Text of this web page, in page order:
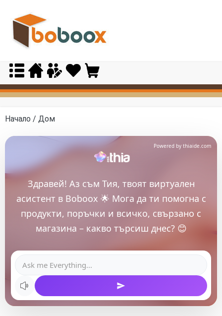
content
Начало / Дом
Powered by thiaide.com
Здравей! Аз съм Тия, твоят виртуален
асистент в Boboox 🌟 Мога да ти помогна с
продукти, поръчки и всичко, свързано с
магазина – какво търсиш днес? 😊